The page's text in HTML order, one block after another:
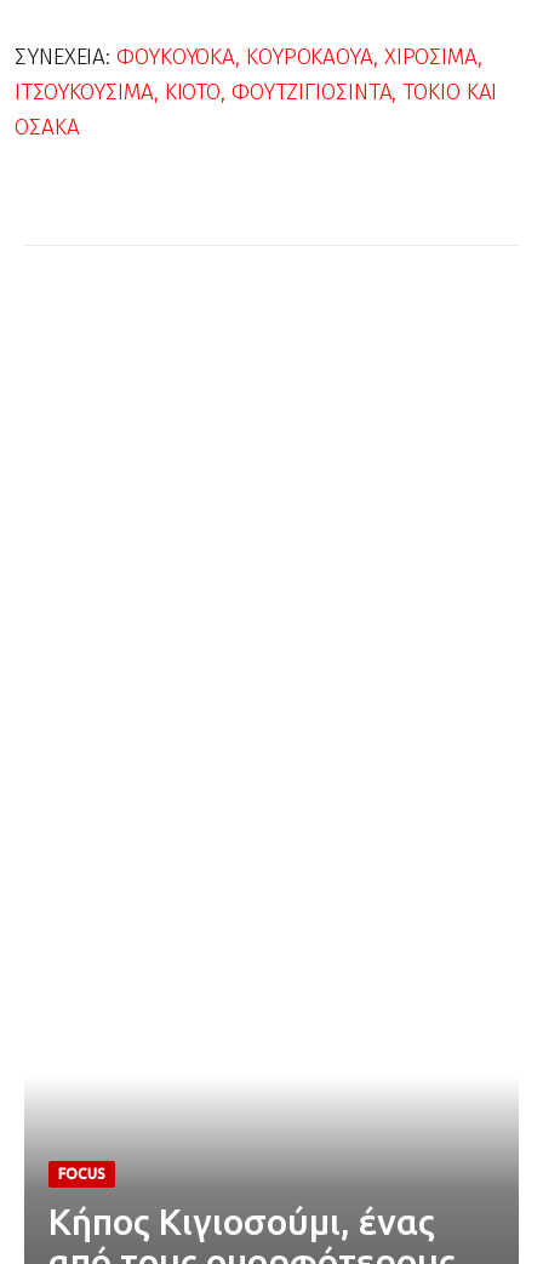
ΣΥΝΈΧΕΙΑ:ΦΟΥΚΟΥΌΚΑ, ΚΟΥΡΟΚΆΟΥΑ, ΧΙΡΟΣΊΜΑ,
ΙΤΣΟΥΚΟΥΣΊΜΑ, ΚΙΌΤΟ, ΦΟΥΤΖΙΓΙΟΣΊΝΤΑ, ΤΌΚΙΟ ΚΑΙ
ΟΣΆΚΑ
FOCUS
Κήπος Κιγιοσούμι, ένας